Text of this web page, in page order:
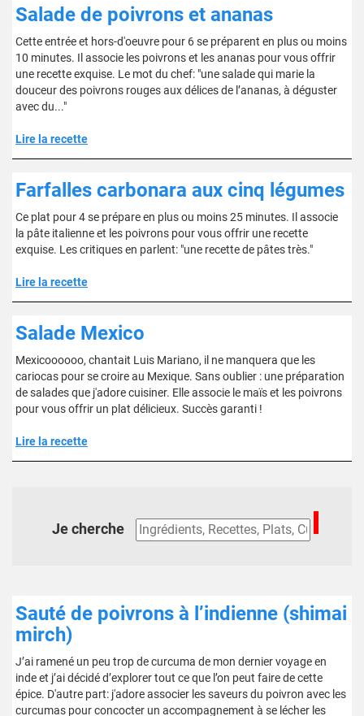
Salade de poivrons et ananas
Cette entrée et hors-d'oeuvre pour 6 se préparent en plus ou moins
10 minutes. Il associe les poivrons et les ananas pour vous offrir
une recette exquise. Le mot du chef: "une salade qui marie la
douceur des poivrons rouges aux délices de l’ananas, à déguster
avec du..."
Lire la recette
Farfalles carbonara aux cinq légumes
Ce plat pour 4 se prépare en plus ou moins 25 minutes. Il associe
la pâte italienne et les poivrons pour vous offrir une recette
exquise. Les critiques en parlent: "une recette de pâtes très."
Lire la recette
Salade Mexico
Mexicoooooo, chantait Luis Mariano, il ne manquera que les
cariocas pour se croire au Mexique. Sans oublier : une préparation
de salades que j'adore cuisiner. Elle associe le maïs et les poivrons
pour vous offrir un plat délicieux. Succès garanti !
Lire la recette
Je cherche
Sauté de poivrons à l’indienne (shimai
mirch)
J’ai ramené un peu trop de curcuma de mon dernier voyage en
inde et j’ai décidé d’explorer tout ce que l’on peut faire de cette
épice. D'autre part: j'adore associer les saveurs du poivron avec les
curcumas pour concocter un accompagnement à se lécher les